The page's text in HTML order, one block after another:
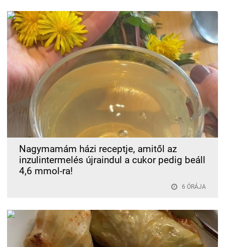
Nagymamám házi receptje, amitől az
inzulintermelés újraindul a cukor pedig beáll
4,6 mmol-ra!
6 ÓRÁJA